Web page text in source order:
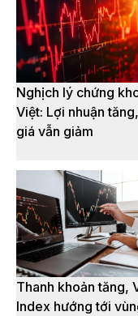
Nghịch lý chứng
Việt: Lợi nhuận
giá vẫn giảm
Thanh khoản tăng,
Index hướng tới